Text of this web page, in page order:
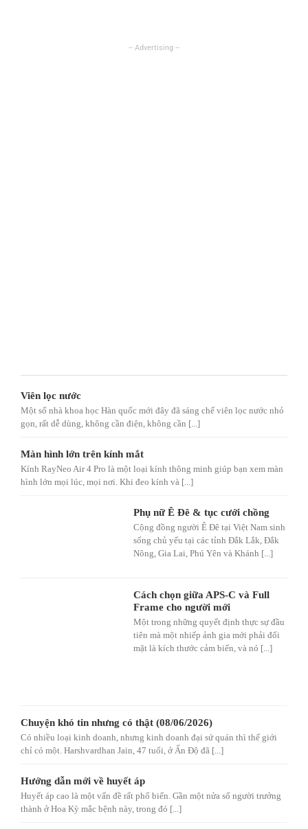
Viên lọc nước
Một số nhà khoa học Hàn quốc mới đây đã sáng chế viên lọc nước nhỏ
gọn, rất dễ dùng, không cần điện, không cần [...]
Màn hình lớn trên kính mắt
Kính RayNeo Air 4 Pro là một loại kính thông minh giúp bạn xem màn
hình lớn mọi lúc, mọi nơi. Khi đeo kính và [...]
Phụ nữ Ê Đê & tục cưới chồng
Cộng đồng người Ê Đê tại Việt Nam sinh
sống chủ yếu tại các tỉnh Đắk Lắk, Đắk
Nông, Gia Lai, Phú Yên và Khánh [...]
Cách chọn giữa APS-C và Full
Frame cho người mới
Một trong những quyết định thực sự đầu
tiên mà một nhiếp ảnh gia mới phải đối
mặt là kích thước cảm biến, và nó [...]
Chuyện khó tin nhưng có thật (08/06/2026)
Có nhiều loại kinh doanh, nhưng kinh doanh đại sứ quán thì thế giới
chỉ có một. Harshvardhan Jain, 47 tuổi, ở Ấn Độ đã [...]
Hướng dẫn mới về huyết áp
Huyết áp cao là một vấn đề rất phổ biến. Gần một nửa số người trưởng
thành ở Hoa Kỳ mắc bệnh này, trong đó [...]